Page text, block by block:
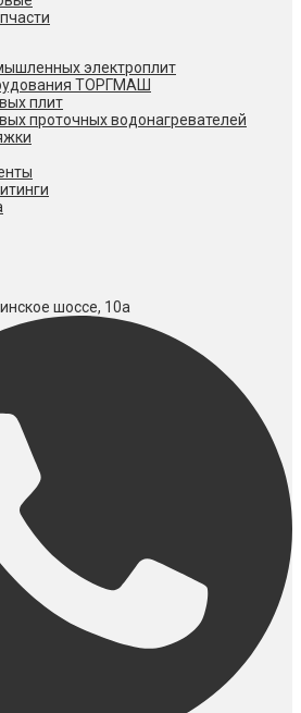
электроплит
ТОРГМАШ
плит
проточных водонагревателей
шоссе, 10а